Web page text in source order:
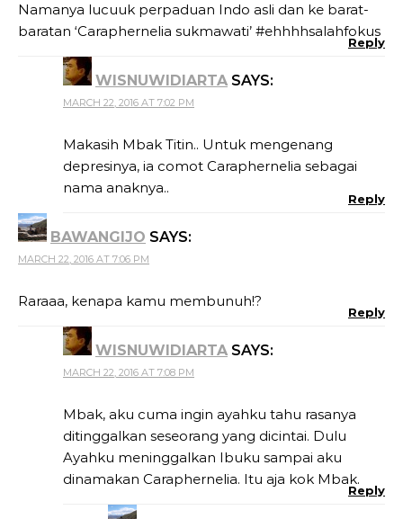
Namanya lucuuk perpaduan Indo asli dan ke barat-
baratan ‘Caraphernelia sukmawati’ #ehhhhsalahfokus
Reply
WISNUWIDIARTA SAYS:
MARCH 22, 2016 AT 7:02 PM
Makasih Mbak Titin.. Untuk mengenang
depresinya, ia comot Caraphernelia sebagai
nama anaknya..
Reply
BAWANGIJO SAYS:
MARCH 22, 2016 AT 7:06 PM
Raraaa, kenapa kamu membunuh!?
Reply
WISNUWIDIARTA SAYS:
MARCH 22, 2016 AT 7:08 PM
Mbak, aku cuma ingin ayahku tahu rasanya
ditinggalkan seseorang yang dicintai. Dulu
Ayahku meninggalkan Ibuku sampai aku
dinamakan Caraphernelia. Itu aja kok Mbak.
Reply